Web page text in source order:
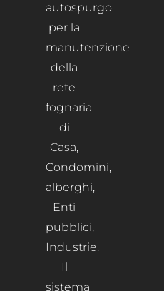
autospurgo
per la
manutenzione
della
rete
fognaria
di
Casa,
Condomini,
alberghi,
Enti
pubblici,
Industrie.
Il
sistema